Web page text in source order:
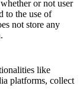
or not user
to the use of
not store any
like
platforms, collect